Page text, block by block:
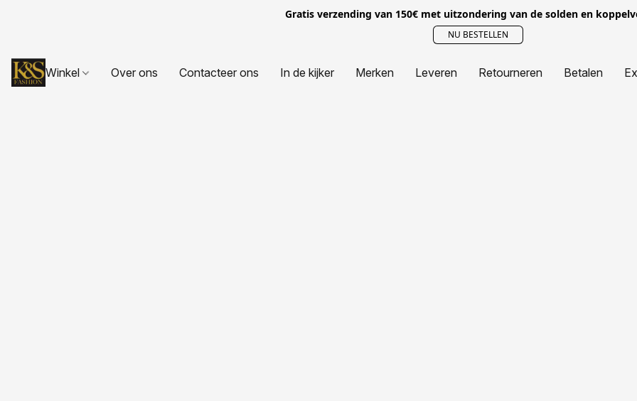
Gratis verzending van 150€ met uitzondering van de solden en
NU BESTELLEN
Winkel Over ons Contacteer ons In de kijker Merken Leveren Retourneren Betalen